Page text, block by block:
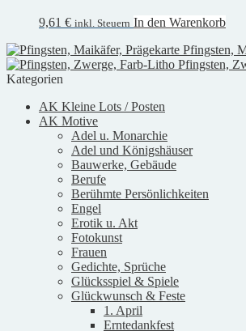
9,61 € inkl. Steuern In den Warenkorb
Pfingsten,
Pfingsten,
Kategorien
AK Kleine Lots / Posten
AK Motive
Adel u. Monarchie
Adel und Königshäuser
Bauwerke, Gebäude
Berufe
Berühmte Persönlichkeiten
Engel
Erotik u. Akt
Fotokunst
Frauen
Gedichte, Sprüche
Glücksspiel & Spiele
Glückwunsch & Feste
1. April
Erntedankfest